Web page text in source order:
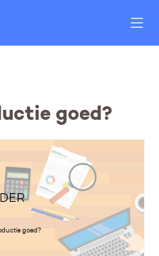
goed?
goed?